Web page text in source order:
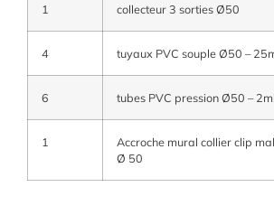
1 collecteur 3 sorties Ø50
4 tuyaux PVC souple Ø50 –
6 tubes PVC pression Ø50 –
1
Accroche mural collier clip
Ø 50